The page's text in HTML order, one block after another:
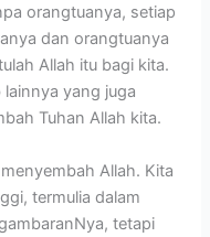
orangtuanya, setiap
dan orangtuanya
Allah itu bagi kita.
yang juga
Tuhan Allah kita.
Allah. Kita
termulia dalam
tetapi